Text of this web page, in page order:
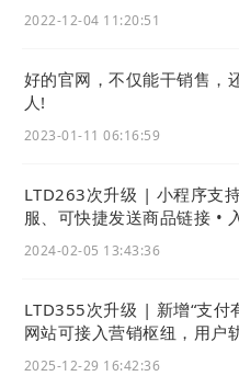
除了显示以外，也可以
搜索这些中文域名
2022-12-04 11:20:51
好的官网，不仅能干销售，
人!
2023-01-11 06:16:59
LTD263次升级 | 小程序支
服、可快捷发送商品链接 •
2024-02-05 13:43:36
LTD355次升级 | 新增“支付
网站可接入营销枢纽，用户
2025-12-29 16:42:36